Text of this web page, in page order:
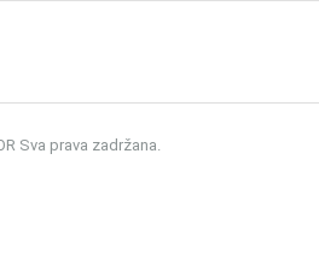
Sva prava zadržana.